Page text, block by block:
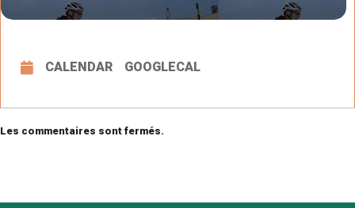
CALENDAR GOOGLECAL
Les commentaires sont fermés.